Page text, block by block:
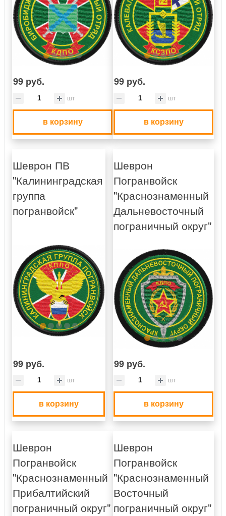
99 руб.
шт
в корзину
99 руб.
шт
в корзину
Шеврон ПВ
"Калининградская
группа
погранвойск"
99 руб.
шт
в корзину
Шеврон
Погранвойск
"Краснознаменный
Дальневосточный
пограничный округ"
99 руб.
шт
в корзину
Шеврон
Погранвойск
"Краснознаменный
Прибалтийский
пограничный округ"
Шеврон
Погранвойск
"Краснознаменный
Восточный
пограничный округ"